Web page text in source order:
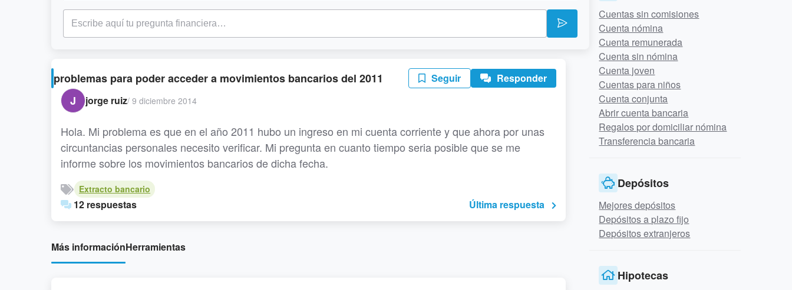
problemas para poder acceder a movimientos bancarios del 2011 Seguir Responder
J jorge ruiz/ 9 diciembre 2014
Hola. Mi problema es que en el año 2011 hubo un ingreso en mi cuenta corriente y que ahora por unas
circuntancias personales necesito verificar. Mi pregunta en cuanto tiempo seria posible que se me
informe sobre los movimientos bancarios de dicha fecha.
Extracto bancario
12 respuestas Última respuesta
Más informaciónHerramientas
Cuentas sin comisiones
Cuenta nómina
Cuenta remunerada
Cuenta sin nómina
Cuenta joven
Cuentas para niños
Cuenta conjunta
Abrir cuenta bancaria
Regalos por domiciliar nómina
Transferencia bancaria
Depósitos
Mejores depósitos
Depósitos a plazo fijo
Depósitos extranjeros
Hipotecas